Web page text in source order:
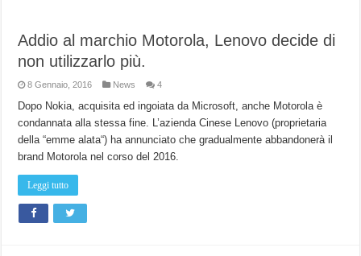
Addio al marchio Motorola, Lenovo decide di
non utilizzarlo più.
8 Gennaio, 2016 News 4
Dopo Nokia, acquisita ed ingoiata da Microsoft, anche Motorola è
condannata alla stessa fine. L’azienda Cinese Lenovo (proprietaria
della “emme alata“) ha annunciato che gradualmente abbandonerà il
brand Motorola nel corso del 2016.
Leggi tutto